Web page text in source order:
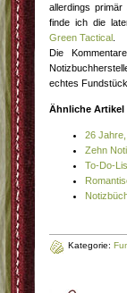
allerdings
finde ich die
Green Tactical
Die
echtes Fundstück.
Ähnliche Artikel
26
Zehn
To-Do-
Kategorie: